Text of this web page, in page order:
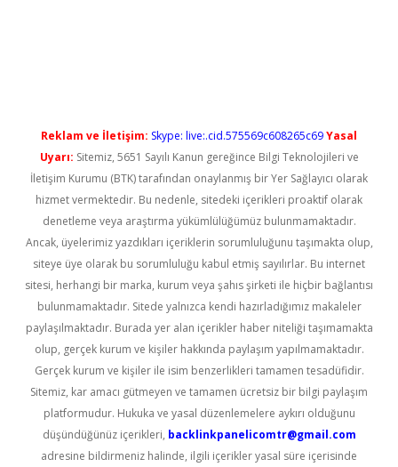
Reklam ve İletişim: Skype: live:.cid.575569c608265c69Yasal
Uyarı: Sitemiz, 5651 Sayılı Kanun gereğince Bilgi Teknolojileri ve
İletişim Kurumu (BTK) tarafından onaylanmış bir Yer Sağlayıcı olarak
hizmet vermektedir. Bu nedenle, sitedeki içerikleri proaktif olarak
denetleme veya araştırma yükümlülüğümüz bulunmamaktadır.
Ancak, üyelerimiz yazdıkları içeriklerin sorumluluğunu taşımakta olup,
siteye üye olarak bu sorumluluğu kabul etmiş sayılırlar. Bu internet
sitesi, herhangi bir marka, kurum veya şahıs şirketi ile hiçbir bağlantısı
bulunmamaktadır. Sitede yalnızca kendi hazırladığımız makaleler
paylaşılmaktadır. Burada yer alan içerikler haber niteliği taşımamakta
olup, gerçek kurum ve kişiler hakkında paylaşım yapılmamaktadır.
Gerçek kurum ve kişiler ile isim benzerlikleri tamamen tesadüfidir.
Sitemiz, kar amacı gütmeyen ve tamamen ücretsiz bir bilgi paylaşım
platformudur. Hukuka ve yasal düzenlemelere aykırı olduğunu
düşündüğünüz içerikleri, backlinkpanelicomtr@gmail.com
adresine bildirmeniz halinde, ilgili içerikler yasal süre içerisinde